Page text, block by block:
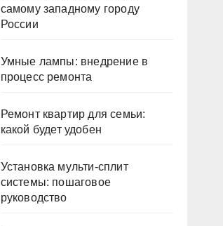
самому западному городу
России
Умные лампы: внедрение в
процесс ремонта
Ремонт квартир для семьи:
какой будет удобен
Установка мульти-сплит
системы: пошаговое
руководство